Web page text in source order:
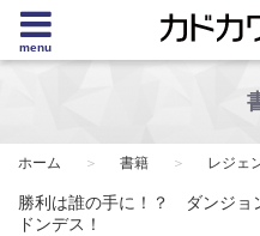
menu
ホーム 書籍 レジェ
勝利は誰の手に！？ ダンジョ
ドンデス！